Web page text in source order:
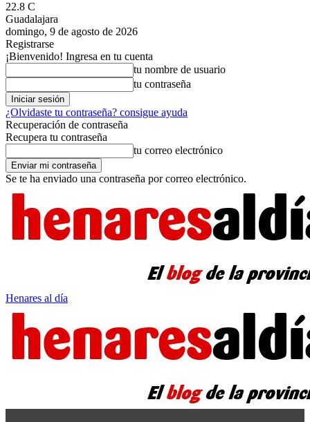
22.8 C
Guadalajara
domingo, 9 de agosto de 2026
Registrarse
¡Bienvenido! Ingresa en tu cuenta
tu nombre de usuario
tu contraseña
¿Olvidaste tu contraseña? consigue ayuda
Recuperación de contraseña
Recupera tu contraseña
tu correo electrónico
Se te ha enviado una contraseña por correo electrónico.
Henares al día